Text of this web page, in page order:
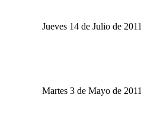
Jueves 14 de Julio de 2011
Martes 3 de Mayo de 2011